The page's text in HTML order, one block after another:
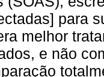
para
melhor
e não